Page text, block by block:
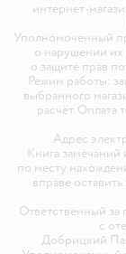
интернет-
Уполномоченный
о нарушении их
о защите прав
Режим работы:
выбранного
расчёт. Оплата
Адрес
Книга
по месту
вправе
Ответственный за
с
Добрицкий